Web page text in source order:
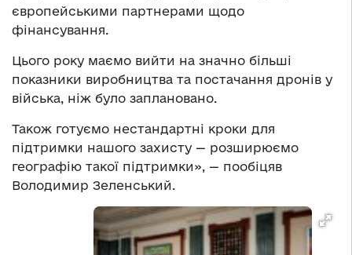
європейськими партнерами щодо
фінансування.
Цього року маємо вийти на значно більші
показники виробництва та постачання дронів у
війська, ніж було заплановано.
Також готуємо нестандартні кроки для
підтримки нашого захисту — розширюємо
географію такої підтримки», — пообіцяв
Володимир Зеленський.